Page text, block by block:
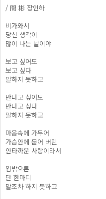
/ 誾 彬 장인하
비가와서
당신 생각이
많이 나는 날이야
보고 싶어도
보고 싶다
말하지 못하고
만나고 싶어도
만나고 싶다
말하지 못하고
마음속에 가두어
가슴안에 묻어 버린
안타까운 사랑이라서
입밖으론
단 한마디
말조차 하지 못하고